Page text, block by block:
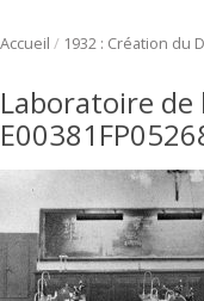
Accueil /
Laboratoire de